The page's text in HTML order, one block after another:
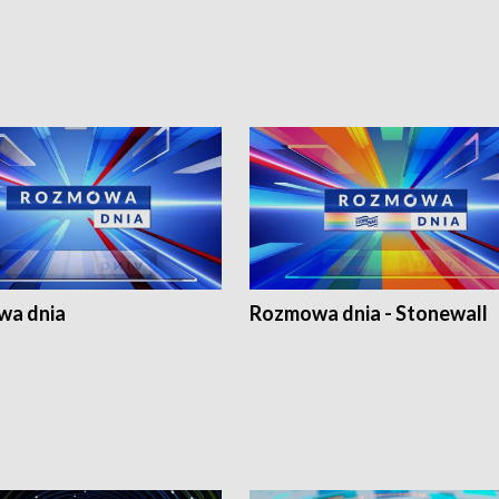
dnia Rozmowa dnia - Stonewall